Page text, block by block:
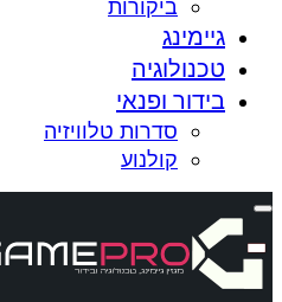
ביקורות
גיימינג
טכנולוגיה
בידור ופנאי
סדרות טלוויזיה
קולנוע